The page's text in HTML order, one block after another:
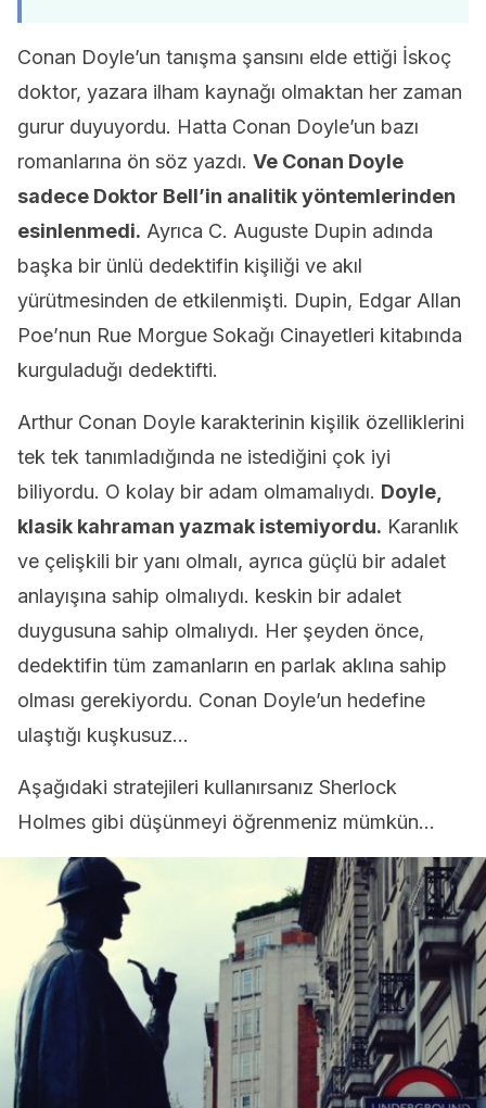
Conan Doyle’un tanışma şansını elde ettiği İskoç
doktor, yazara ilham kaynağı olmaktan her zaman
gurur duyuyordu. Hatta Conan Doyle’un bazı
romanlarına ön söz yazdı. Ve Conan Doyle
sadece Doktor Bell’in analitik yöntemlerinden
esinlenmedi. Ayrıca C. Auguste Dupin adında
başka bir ünlü dedektifin kişiliği ve akıl
yürütmesinden de etkilenmişti. Dupin, Edgar Allan
Poe’nun Rue Morgue Sokağı Cinayetleri kitabında
kurguladuğı dedektifti.
Arthur Conan Doyle karakterinin kişilik özelliklerini
tek tek tanımladığında ne istediğini çok iyi
biliyordu. O kolay bir adam olmamalıydı. Doyle,
klasik kahraman yazmak istemiyordu. Karanlık
ve çelişkili bir yanı olmalı, ayrıca güçlü bir adalet
anlayışına sahip olmalıydı. keskin bir adalet
duygusuna sahip olmalıydı. Her şeyden önce,
dedektifin tüm zamanların en parlak aklına sahip
olması gerekiyordu. Conan Doyle’un hedefine
ulaştığı kuşkusuz…
Aşağıdaki stratejileri kullanırsanız Sherlock
Holmes gibi düşünmeyi öğrenmeniz mümkün…